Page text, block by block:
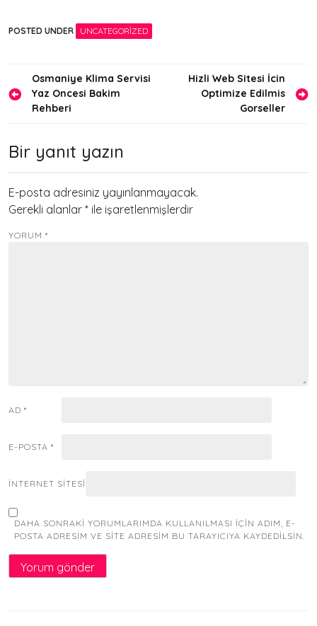
POSTED UNDER UNCATEGORIZED
Yazı
gezinmesi
Osmaniye Klima Servisi
Yaz Oncesi Bakim
Rehberi
Hizli Web Sitesi İcin
Optimize Edilmis
Gorseller
Bir yanıt yazın
E-posta adresiniz yayınlanmayacak.
Gerekli alanlar * ile işaretlenmişlerdir
YORUM *
AD *
E-POSTA *
İNTERNET SITESI
DAHA SONRAKI YORUMLARIMDA KULLANILMASI IÇIN ADIM, E-
POSTA ADRESIM VE SITE ADRESIM BU TARAYICIYA KAYDEDILSIN.